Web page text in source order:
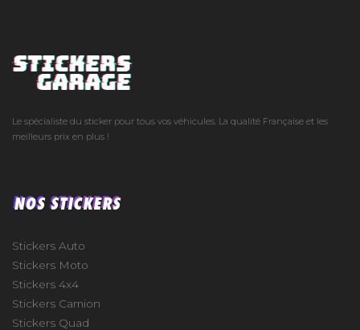
Le spécialiste du sticker pour tous vos véhicules. La qualité Française et les
meilleurs prix en plus !
NOS STICKERS
Stickers Auto
Stickers Moto
Stickers 4x4
Stickers Camion
Stickers Quad